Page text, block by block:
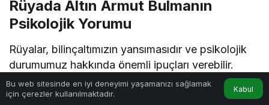
Rüyada Altın Armut Bulmanın
Psikolojik Yorumu
Rüyalar, bilinçaltımızın yansımasıdır ve psikolojik
durumumuz hakkında önemli ipuçları verebilir.
Rüyada altın armut bulmak, rüya sahibinin
özgüveninin yüksek olduğunu, potansiyelinin
Bu web sitesinde en iyi deneyimi yaşamanızı sağlamak
için çerezler kullanılmaktadır.
Kabul
Anasayfa Hesabım